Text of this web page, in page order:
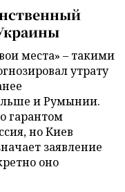
места» – такими
утрату
и Румынии.
гарантом
но Киев
заявление
оно